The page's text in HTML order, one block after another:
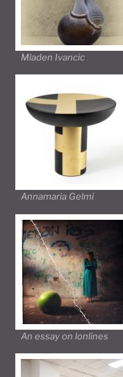
Mladen Ivancic
Annamaria Gelmi
An essay on lonlines